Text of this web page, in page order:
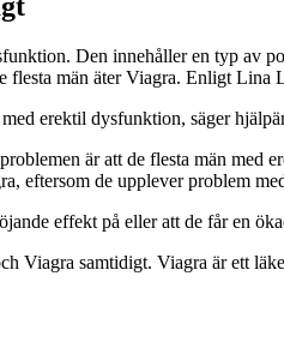
Den innehåller en typ av
flesta män äter Viagra. Enligt
erektil dysfunktion, säger
är att de flesta män
eftersom de upplever problem
effekt på eller att de får en
samtidigt. Viagra är ett